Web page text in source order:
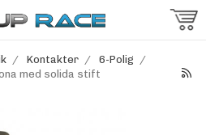
/ Kontakter / 6-Polig /
med solida stift